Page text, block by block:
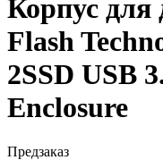
Корпус для
Flash
2SSD USB
Enclosure
Предзаказ